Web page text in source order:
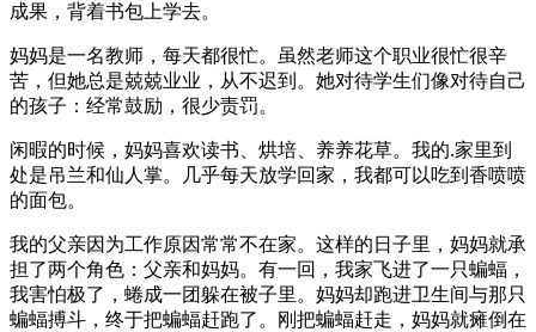
成果，背着书包上学去。
妈妈是一名教师，每天都很忙。虽然老师这个职业很忙很辛
苦，但她总是兢兢业业，从不迟到。她对待学生们像对待自己
的孩子：经常鼓励，很少责罚。
闲暇的时候，妈妈喜欢读书、烘培、养养花草。我的.家里到
处是吊兰和仙人掌。几乎每天放学回家，我都可以吃到香喷喷
的面包。
我的父亲因为工作原因常常不在家。这样的日子里，妈妈就承
担了两个角色：父亲和妈妈。有一回，我家飞进了一只蝙蝠，
我害怕极了，蜷成一团躲在被子里。妈妈却跑进卫生间与那只
蝙蝠搏斗，终于把蝙蝠赶跑了。刚把蝙蝠赶走，妈妈就瘫倒在